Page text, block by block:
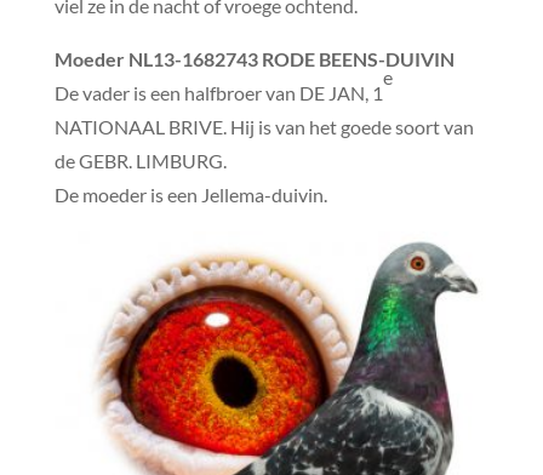
viel ze in de nacht of vroege ochtend.
MoederNL13-1682743 RODE BEENS-DUIVIN
De vader is een halfbroer van DE JAN, 1
e
NATIONAAL BRIVE. Hij is van het goede soort van
de GEBR. LIMBURG.
De moeder is een Jellema-duivin.